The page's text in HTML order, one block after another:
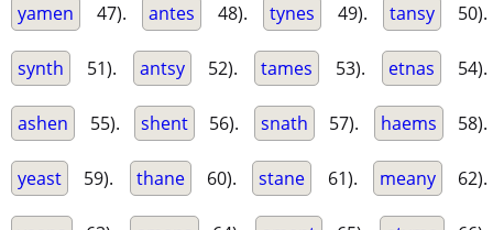
yamen 47). antes 48). tynes 49). tansy 50).
synth 51). antsy 52). tames 53). etnas 54).
ashen 55). shent 56). snath 57). haems 58).
yeast 59). thane 60). stane 61). meany 62).